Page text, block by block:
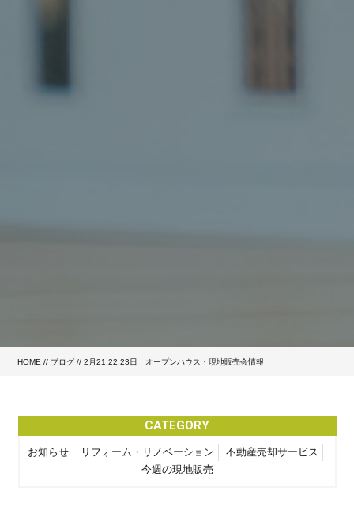
HOME // ブログ // 2月21.22.23日 オープンハウス・現地販売会情報
CATEGORY
お知らせ リフォーム・リノベーション
不動産売却サービス
今週の現地販売